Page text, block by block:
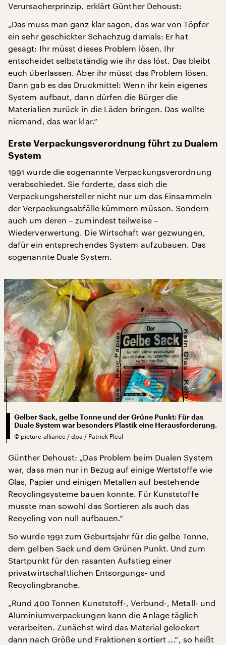
Verursacherprinzip, erklärt Günther Dehoust:
„Das muss man ganz klar sagen, das war von Töpfer
ein sehr geschickter Schachzug damals: Er hat
gesagt: Ihr müsst dieses Problem lösen. Ihr
entscheidet selbstständig wie ihr das löst. Das bleibt
euch überlassen. Aber ihr müsst das Problem lösen.
Dann gab es das Druckmittel: Wenn ihr kein eigenes
System aufbaut, dann dürfen die Bürger die
Materialien zurück in die Läden bringen. Das wollte
niemand, das war klar.“
Erste Verpackungsverordnung führt zu Dualem
System
1991 wurde die sogenannte Verpackungsverordnung
verabschiedet. Sie forderte, dass sich die
Verpackungshersteller nicht nur um das Einsammeln
der Verpackungsabfälle kümmern müssen. Sondern
auch um deren – zumindest teilweise –
Wiederverwertung. Die Wirtschaft war gezwungen,
dafür ein entsprechendes System aufzubauen. Das
sogenannte Duale System.
Gelber Sack, gelbe Tonne und der Grüne Punkt: Für das
Duale System war besonders Plastik eine Herausforderung.
© picture-alliance / dpa / Patrick Pleul
Günther Dehoust: „Das Problem beim Dualen System
war, dass man nur in Bezug auf einige Wertstoffe wie
Glas, Papier und einigen Metallen auf bestehende
Recyclingsysteme bauen konnte. Für Kunststoffe
musste man sowohl das Sortieren als auch das
Recycling von null aufbauen.“
So wurde 1991 zum Geburtsjahr für die gelbe Tonne,
dem gelben Sack und dem Grünen Punkt. Und zum
Startpunkt für den rasanten Aufstieg einer
privatwirtschaftlichen Entsorgungs- und
Recyclingbranche.
„Rund 400 Tonnen Kunststoff-, Verbund-, Metall- und
Aluminiumverpackungen kann die Anlage täglich
verarbeiten. Zunächst wird das Material gelockert
dann nach Größe und Fraktionen sortiert ...“, so heißt